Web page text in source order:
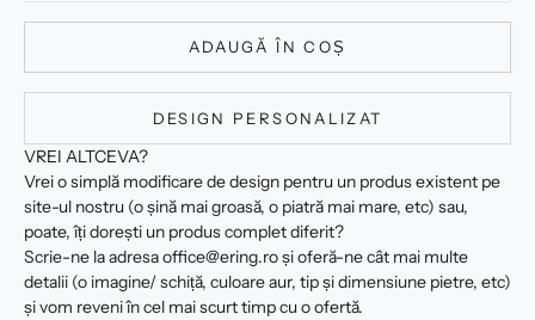
ADAUGĂ ÎN COȘ
DESIGN PERSONALIZAT
VREI ALTCEVA?
Vrei o simplă modificare de design pentru un produs existent pe
site-ul nostru (o șină mai groasă, o piatră mai mare, etc) sau,
poate, îți dorești un produs complet diferit?
Scrie-ne la adresa office@ering.ro și oferă-ne cât mai multe
detalii (o imagine/ schiță, culoare aur, tip și dimensiune pietre, etc)
și vom reveni în cel mai scurt timp cu o ofertă.